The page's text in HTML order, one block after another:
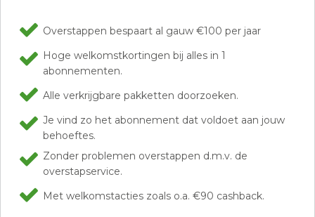
Overstappen bespaart al gauw €100 per jaar
Hoge welkomstkortingen bij alles in 1
abonnementen.
Alle verkrijgbare pakketten doorzoeken.
Je vind zo het abonnement dat voldoet aan jouw
behoeftes.
Zonder problemen overstappen d.m.v. de
overstapservice.
Met welkomstacties zoals o.a. €90 cashback.